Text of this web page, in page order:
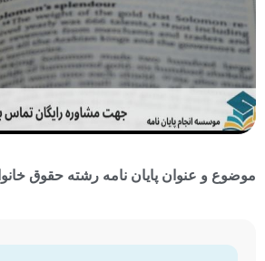
موضوع و عنوان پایان نامه رشته حقوق